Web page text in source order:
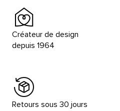
Créateur de design
depuis 1964
Retours sous 30 jours